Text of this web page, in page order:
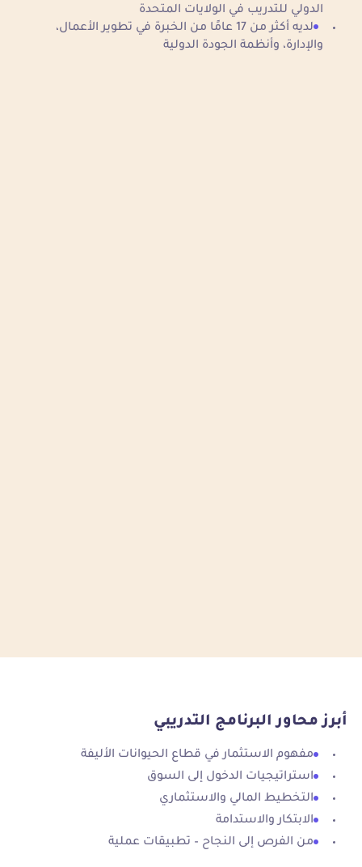
الدولي للتدريب في الولايات المتحدة
لديه أكثر من 17 عامًا من الخبرة في تطوير الأعمال،
والإدارة، وأنظمة الجودة الدولية
أبرز محاور البرنامج التدريبي
مفهوم الاستثمار في قطاع الحيوانات الأليفة
استراتيجيات الدخول إلى السوق
التخطيط المالي والاستثماري
الابتكار والاستدامة
من الفرص إلى النجاح – تطبيقات عملية